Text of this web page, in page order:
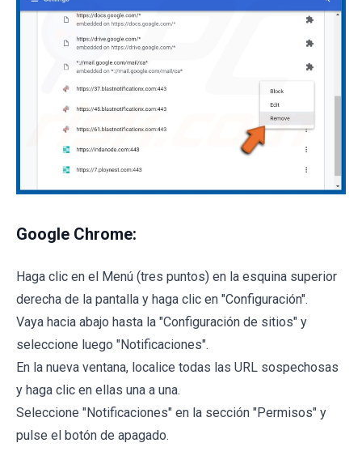
Google Chrome:
Haga clic en el Menú (tres puntos) en la esquina superior
derecha de la pantalla y haga clic en "Configuración".
Vaya hacia abajo hasta la "Configuración de sitios" y
seleccione luego "Notificaciones".
En la nueva ventana, localice todas las URL sospechosas
y haga clic en ellas una a una.
Seleccione "Notificaciones" en la sección "Permisos" y
pulse el botón de apagado.